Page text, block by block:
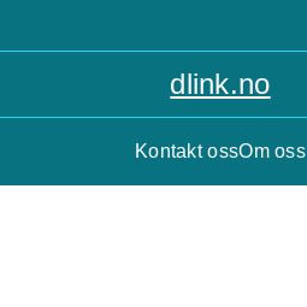
dlink.no
Kontakt ossOm oss